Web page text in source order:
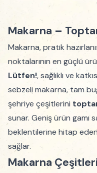
Makarna –
Makarna, pratik
noktalarının en güçlü
Lütfen!, sağlıklı ve
sebzeli makarna, tam
şehriye çeşitlerini
sunar. Geniş ürün gamı
beklentilerine hitap
sağlar.
Makarna